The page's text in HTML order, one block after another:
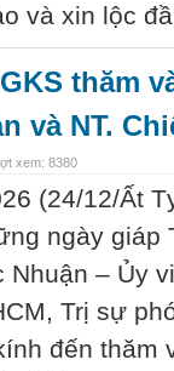
và xin lộc
thăm
và NT.
xem: 8380
(24/12/Ất
ngày giáp
Nhuận – Ủy
Trị sự
đến thăm